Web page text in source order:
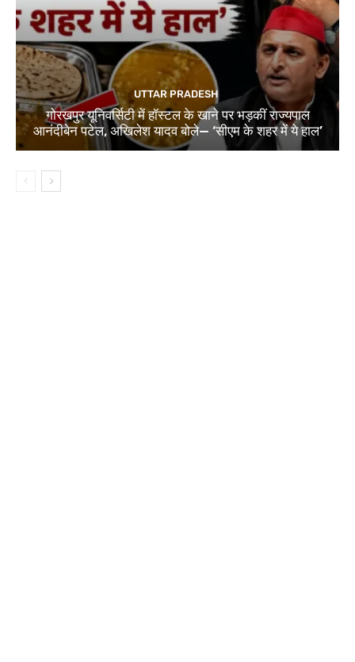
UTTAR PRADESH
गोरखपुर यूनिवर्सिटी में हॉस्टल के खाने पर भड़कीं राज्यपाल
आनंदीबेन पटेल, अखिलेश यादव बोले— ‘सीएम के शहर में ये हाल’